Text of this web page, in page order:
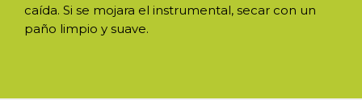
caída. Si se mojara el instrumental, secar con un
paño limpio y suave.